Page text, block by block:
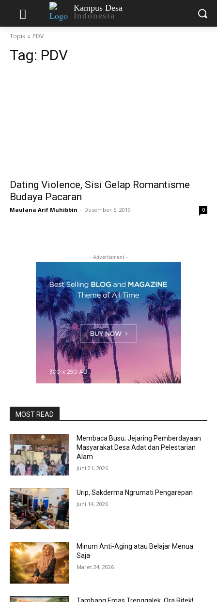
Kampus Desa
Indonesia
Topik PDV
Tag: PDV
Dating Violence, Sisi Gelap Romantisme
Budaya Pacaran
Maulana Arif Muhibbin - Desember 5, 2019 0
- Advertisment -
MOST READ
Membaca Busu; Jejaring Pemberdayaan
Masyarakat Desa Adat dan Pelestarian
Alam
Juni 21, 2026
Urip, Sakderma Ngrumati Pengarepan
Juni 14, 2026
Minum Anti-Aging atau Belajar Menua
Saja
Maret 24, 2026